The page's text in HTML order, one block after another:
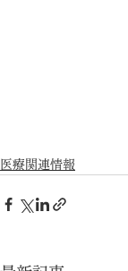
医療関連情報